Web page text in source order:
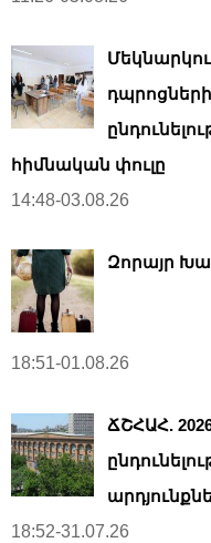
հիմնական փուլը
14:48-03.08.26
Զորայր
18:51-01.08.26
ՃՇՀԱՀ.
18:52-31.07.26